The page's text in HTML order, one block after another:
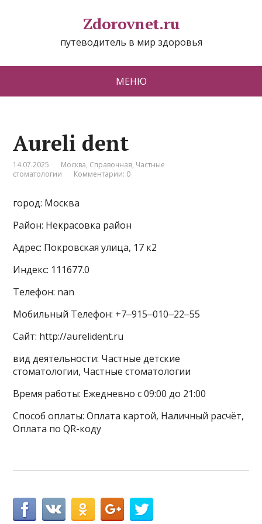
Zdorovnet.ru
путеводитель в мир здоровья
МЕНЮ
Aureli dent
14.07.2025 Москва, Справочная, Частные
стоматологии
Комментарии: 0
город: Москва
Район: Некрасовка район
Адрес: Покровская улица, 17 к2
Индекс: 111677.0
Телефон: nan
Мобильный Телефон: +7‒915‒010‒22‒55
Сайт: http://aurelident.ru
вид деятельности: Частные детские
стоматологии, Частные стоматологии
Время работы: Ежедневно с 09:00 до 21:00
Способ оплаты: Оплата картой, Наличный расчёт,
Оплата по QR-коду